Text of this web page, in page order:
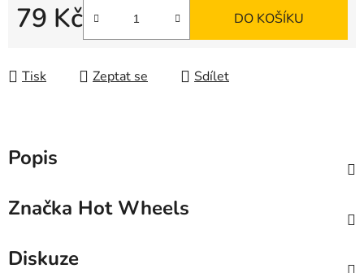
79 Kč
Měrná cena:
DO KOŠÍKU
Tisk Zeptat se Sdílet
Popis
Značka Hot Wheels
Diskuze